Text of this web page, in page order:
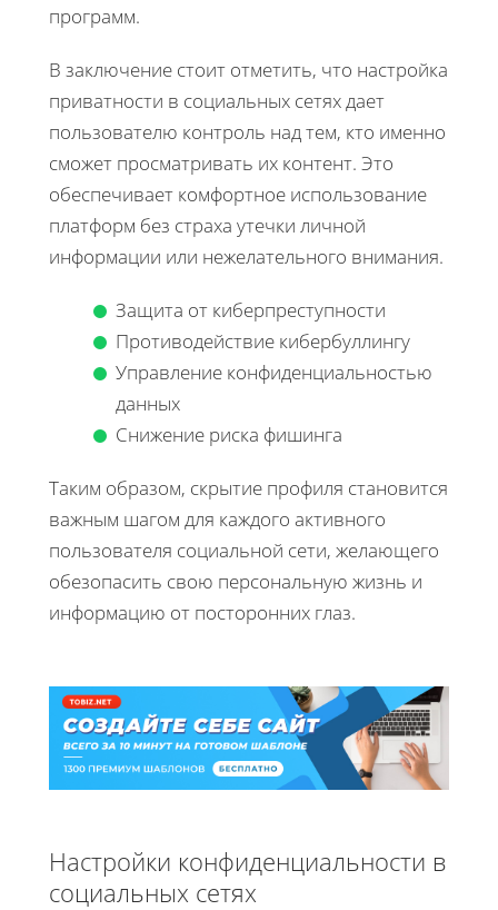
программ.
В заключение стоит отметить, что настройка
приватности в социальных сетях дает
пользователю контроль над тем, кто именно
сможет просматривать их контент. Это
обеспечивает комфортное использование
платформ без страха утечки личной
информации или нежелательного внимания.
Защита от киберпреступности
Противодействие кибербуллингу
Управление конфиденциальностью
данных
Снижение риска фишинга
Таким образом, скрытие профиля становится
важным шагом для каждого активного
пользователя социальной сети, желающего
обезопасить свою персональную жизнь и
информацию от посторонних глаз.
Настройки конфиденциальности в
социальных сетях